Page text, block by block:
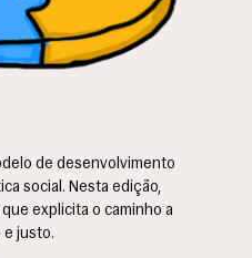
de desenvolvimento
social. Nesta edição,
explicita o caminho a
e justo.